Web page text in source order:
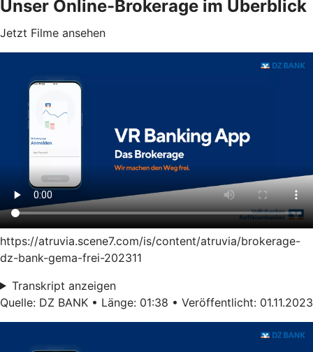
Unser Online-Brokerage im Überblick
Jetzt Filme ansehen
https://atruvia.scene7.com/is/content/atruvia/brokerage-
dz-bank-gema-frei-202311
Transkript anzeigen
Quelle: DZ BANK • Länge: 01:38 • Veröffentlicht: 01.11.2023